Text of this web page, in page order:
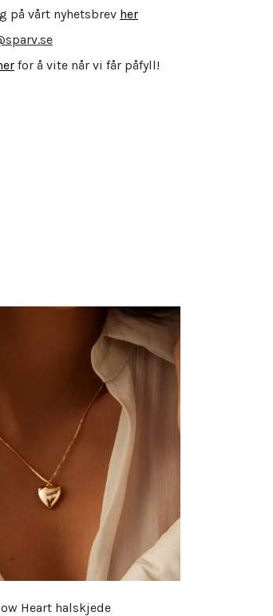
på vårt nyhetsbrev her
for å vite når vi får påfyll!
Heart halskjede